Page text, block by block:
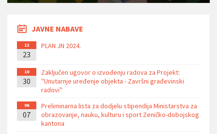
JAVNE NABAVE
12
23
PLAN JN 2024.
10
30
Zaključen ugovor o izvođenju radova za Projekt:
''Unutarnje uređenje objekta - Završni građevinski
radovi''
06
07
Preliminarna lista za dodjelu stipendija Ministarstva za
obrazovanje, nauku, kulturu i sport Zeničko-dobojskog
kantona